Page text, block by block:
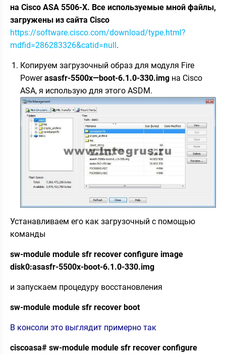
на Cisco ASA 5506-X. Все используемые мной файлы,
загружены из сайта Cisco
https://software.cisco.com/download/type.html?
mdfid=286283326&catid=null.
Копируем загрузочный образ для модуля Fire
Powerasasfr-5500x—boot-6.1.0-330.img на Cisco
ASA, я использую для этого ASDM.
Устанавливаем его как загрузочный с помощью
команды
sw-module module sfr recover configure image
disk0:asasfr-5500x-boot-6.1.0-330.img
и запускаем процедуру восстановления
sw-module module sfr recover boot
В консоли это выглядит примерно так
ciscoasa# sw-module module sfr recover configure